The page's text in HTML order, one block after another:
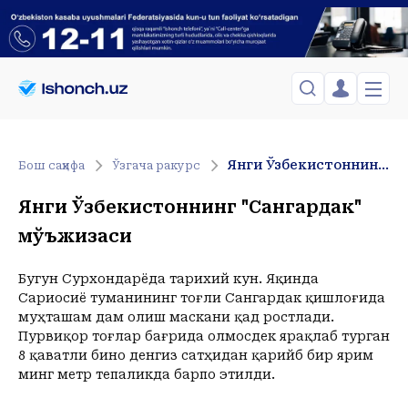
ЎЗБЕКИСТОН
Жамият
Иқтисод
ХОРИЖ
Сиёсат
ЎЗГАЧА РАКУРС
МЕҲНАТ ҲУҚУҚИ
ҲОДИСА
Telefon raqamingizni kiritng
Менинг саҳифам
СақланганларToshkent Shahar
+31 C
Hozir
+31C
10:00
+33 C
11:00
+34C
12:00
+36 C
13:00
+37C
14:00
+36C
15:00
+36C
16:00
+36 C+36C
Бош саҳифа Ўзгача ракурс Янги Ўзбекистоннинг "Сангардак" мўъжизаси
Янги Ўзбекистоннинг "Сангардак"
мўъжизаси
Бугун Сурхондарёда тарихий кун. Яқинда
Сариосиё туманининг тоғли Сангардак қишлоғида
муҳташам дам олиш маскани қад ростлади.
Пурвиқор тоғлар бағрида олмосдек ярақлаб турган
8 қаватли бино денгиз сатҳидан қарийб бир ярим
минг метр тепаликда барпо этилди.